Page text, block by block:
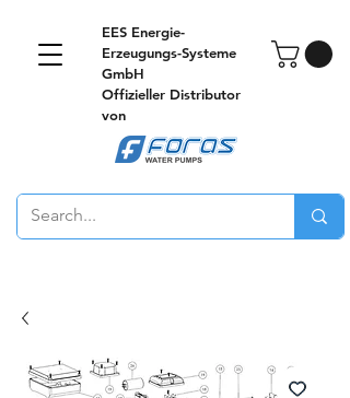
EES Energie-
Erzeugungs-Systeme
GmbH
Offizieller Distributor
von